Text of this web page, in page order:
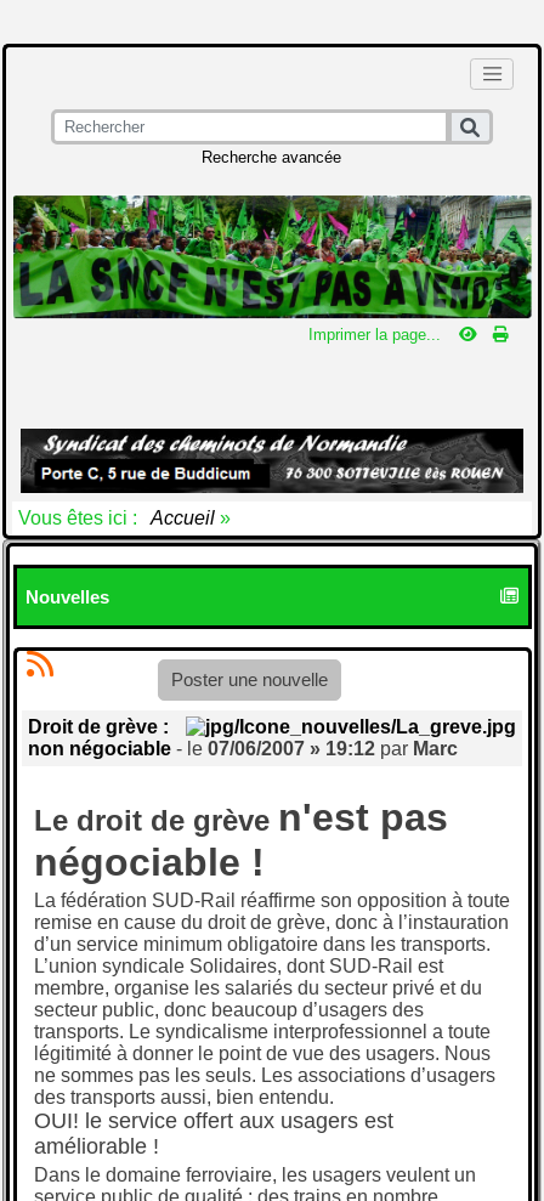
Recherche avancée
Imprimer la page...
Vous êtes ici : Accueil »
Nouvelles
Poster une nouvelle
Droit de grève :
non négociable - le 07/06/2007 » 19:12par Marc
Le droit de grève n'est pas
négociable !
La fédération SUD-Rail réaffirme son opposition à toute
remise en cause du droit de grève, donc à l’instauration
d’un service minimum obligatoire dans les transports.
L’union syndicale Solidaires, dont SUD-Rail est
membre, organise les salariés du secteur privé et du
secteur public, donc beaucoup d’usagers des
transports. Le syndicalisme interprofessionnel a toute
légitimité à donner le point de vue des usagers. Nous
ne sommes pas les seuls. Les associations d’usagers
des transports aussi, bien entendu.
OUI! le service offert aux usagers est
améliorable !
Dans le domaine ferroviaire, les usagers veulent un
service public de qualité : des trains en nombre